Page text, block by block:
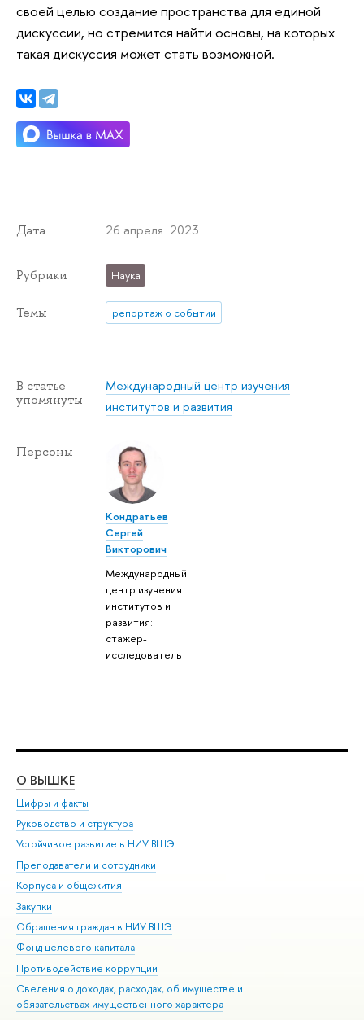
своей целью создание пространства для единой
дискуссии, но стремится найти основы, на которых
такая дискуссия может стать возможной.
Дата 26 апреля 2023
Рубрики Наука
Темы репортаж о событии
В статье
упомянуты
Международный центр изучения
институтов и развития
Персоны
Кондратьев
Сергей
Викторович
Международный
центр изучения
институтов и
развития:
стажер-
исследователь
О ВЫШКЕ
Цифры и факты
Руководство и структура
Устойчивое развитие в НИУ ВШЭ
Преподаватели и сотрудники
Корпуса и общежития
Закупки
Обращения граждан в НИУ ВШЭ
Фонд целевого капитала
Противодействие коррупции
Сведения о доходах, расходах, об имуществе и
обязательствах имущественного характера